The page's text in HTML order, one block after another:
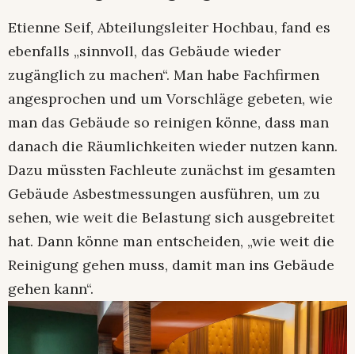
Etienne Seif, Abteilungsleiter Hochbau, fand es
ebenfalls „sinnvoll, das Gebäude wieder
zugänglich zu machen“. Man habe Fachfirmen
angesprochen und um Vorschläge gebeten, wie
man das Gebäude so reinigen könne, dass man
danach die Räumlichkeiten wieder nutzen kann.
Dazu müssten Fachleute zunächst im gesamten
Gebäude Asbestmessungen ausführen, um zu
sehen, wie weit die Belastung sich ausgebreitet
hat. Dann könne man entscheiden, „wie weit die
Reinigung gehen muss, damit man ins Gebäude
gehen kann“.